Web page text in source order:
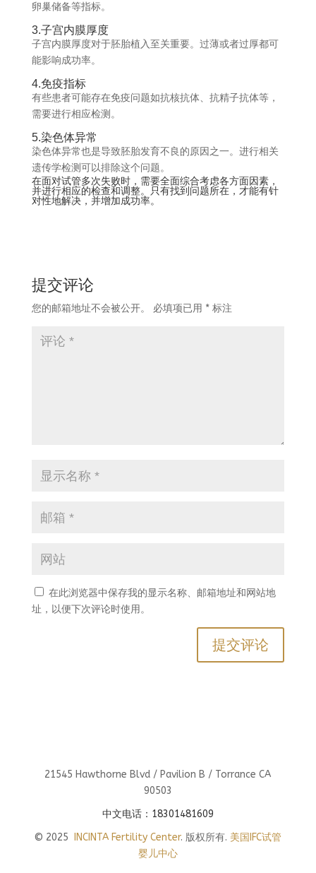
卵巢储备等指标。
3.子宫内膜厚度
子宫内膜厚度对于胚胎植入至关重要。过薄或者过厚都可
能影响成功率。
4.免疫指标
有些患者可能存在免疫问题如抗核抗体、抗精子抗体等，
需要进行相应检测。
5.染色体异常
染色体异常也是导致胚胎发育不良的原因之一。进行相关
遗传学检测可以排除这个问题。
在面对试管多次失败时，需要全面综合考虑各方面因素，
并进行相应的检查和调整。只有找到问题所在，才能有针
对性地解决，并增加成功率。
提交评论
您的邮箱地址不会被公开。 必填项已用 *标注
在此浏览器中保存我的显示名称、邮箱地址和网站地
址，以便下次评论时使用。
21545 Hawthorne Blvd / Pavilion B / Torrance CA
90503
中文电话：18301481609
© 2025
INCINTA Fertility Center. 版权所有. 美国IFC试管
婴儿中心